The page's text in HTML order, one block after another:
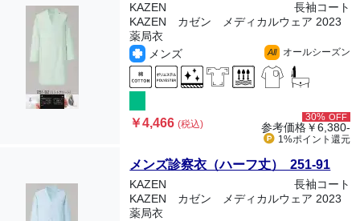
KAZEN
長袖コート
KAZEN カゼン メディカルウェア 2023
薬局衣
メンズ
All オールシーズン
￥4,466(税込)
30% OFF
参考価格￥6,380-
1%ポイント 還元
メンズ診察衣（ハーフ丈） 251-91
KAZEN
長袖コート
KAZEN カゼン メディカルウェア 2023
薬局衣